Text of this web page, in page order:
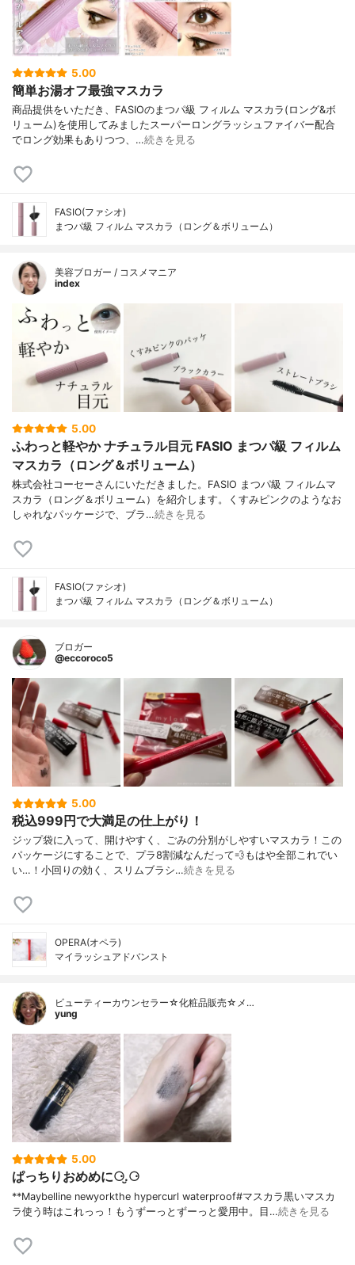
5.00
簡単お湯オフ最強マスカラ
商品提供をいただき、FASIOのまつパ級 フィルム マスカラ(ロング&ボ
リューム)を使用してみましたスーパーロングラッシュファイバー配合
でロング効果もありつつ、…続きを見る
FASIO(ファシオ)
まつパ級 フィルム マスカラ（ロング＆ボリューム）
美容ブロガー / コスメマニア
index
5.00
ふわっと軽やか ナチュラル目元 FASIO まつパ級 フィルム
マスカラ（ロング＆ボリューム）
株式会社コーセーさんにいただきました。FASIO まつパ級 フィルムマ
スカラ（ロング＆ボリューム）を紹介します。くすみピンクのようなお
しゃれなパッケージで、ブラ…続きを見る
FASIO(ファシオ)
まつパ級 フィルム マスカラ（ロング＆ボリューム）
ブロガー
@eccoroco5
5.00
税込999円で大満足の仕上がり！
ジップ袋に入って、開けやすく、ごみの分別がしやすいマスカラ！この
パッケージにすることで、プラ8割減なんだって💨もはや全部これでい
い…！小回りの効く、スリムブラシ…続きを見る
OPERA(オペラ)
マイラッシュアドバンスト
ビューティーカウンセラー☆化粧品販売☆メ…
yung
5.00
ぱっちりおめめに⚆.̮⚆
**Maybelline newyorkthe hypercurl waterproof#マスカラ⁡黒いマスカ
ラ使う時はこれっっ！もうずーっとずーっと愛用中。目…続きを見る